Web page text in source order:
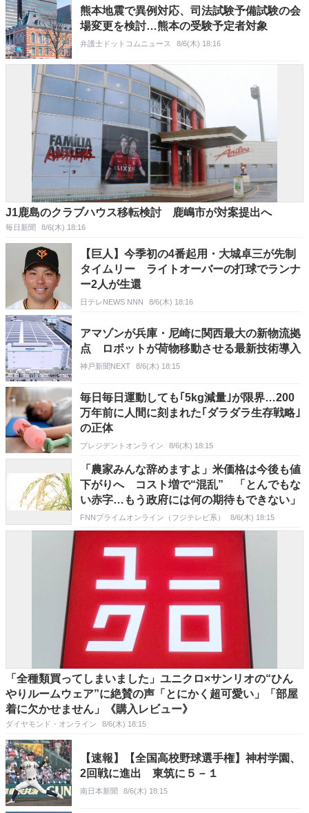
熊本地震で異例対応、司法試験予備試験の会
場変更を検討…熊本の受験予定者対象
弁護士ドットコムニュース 8/6(木) 18:16
J1鹿島のクラブハウス移転検討 鹿嶋市が対案提出へ
毎日新聞 8/6(木) 18:16
【巨人】今季初の4番起用・大城卓三が先制
タイムリー ライトオーバーの打球でランナ
ー2人が生還
日テレNEWS NNN 8/6(木) 18:16
アマゾンが兵庫・尼崎に関西最大の新物流拠
点 ロボットが荷物移動させる最新技術導入
神戸新聞NEXT 8/6(木) 18:15
毎日毎日運動しても｢5kg減量｣が限界…200
万年前に人間に刻まれた｢ダラダラ生存戦略｣
の正体
プレジデントオンライン 8/6(木) 18:15
「農家みんな辞めますよ」米価格は今後も値
下がりへ コスト増で“混乱” 「とんでもな
い赤字…もう政府には何の期待もできない」
FNNプライムオンライン（フジテレビ系） 8/6(木) 18:15
「全種類買ってしまいました」ユニクロ×サンリオの“ひん
やりルームウェア”に絶賛の声「とにかく超可愛い」「部屋
着に欠かせません」《購入レビュー》
ダイヤモンド・オンライン 8/6(木) 18:15
【速報】【全国高校野球選手権】神村学園、
2回戦に進出 東筑に５－１
南日本新聞 8/6(木) 18:15